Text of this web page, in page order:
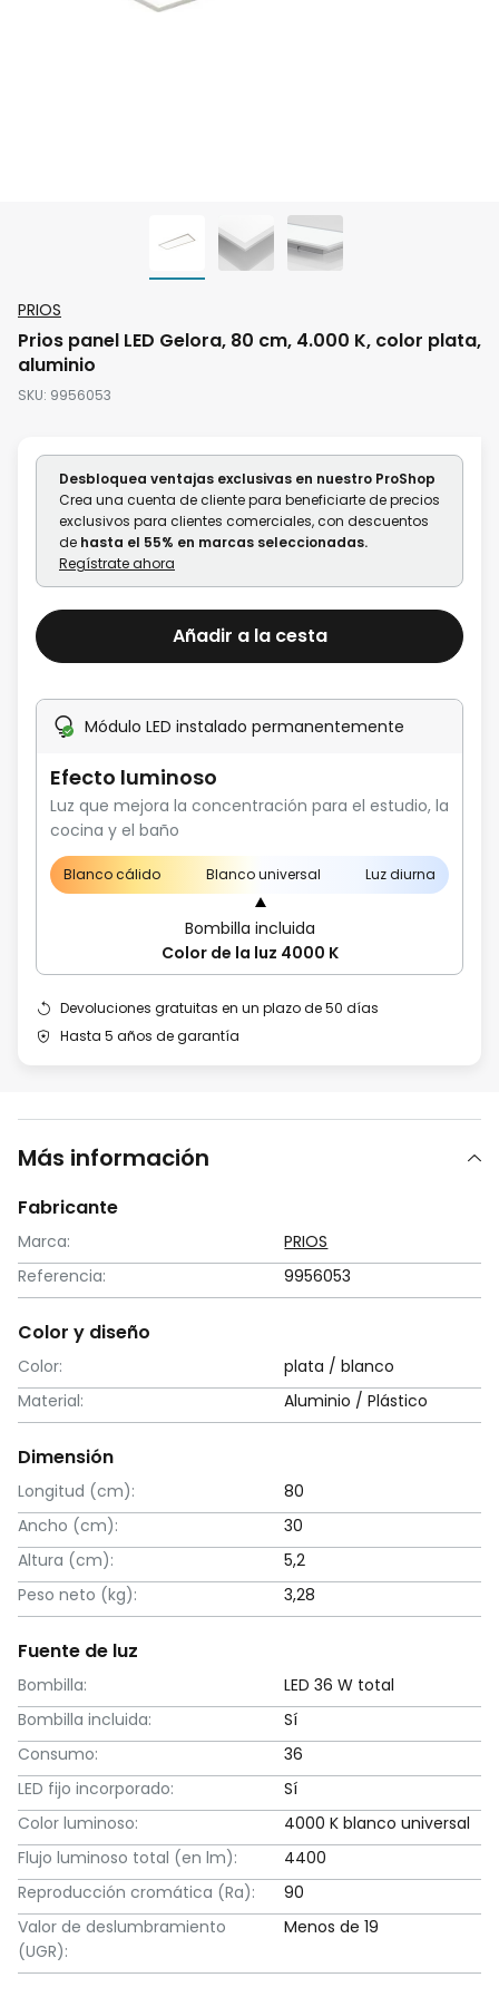
comienzo
imágenes
PRIOS
Prios panel LED Gelora, 80 cm, 4.000 K, color plata,
aluminio
SKU 9956053
Desbloquea ventajas exclusivas en nuestro ProShop
Crea una cuenta de cliente para beneficiarte de precios
exclusivos para clientes comerciales, con descuentos
de hasta el 55% en marcas seleccionadas.
Regístrate ahora
Añadir a la cesta
Módulo LED instalado permanentemente
Efecto luminoso
Luz que mejora la concentración para el estudio, la
cocina y el baño
Blanco cálido Blanco universal Luz diurna
Bombilla incluida
Color de la luz 4000 K
Devoluciones gratuitas en un plazo de 50 días
Hasta 5 años de garantía
Más información
Fabricante
Marca:
PRIOS
Referencia:
9956053
Color y diseño
Color:
plata / blanco
Material:
Aluminio / Plástico
Dimensión
Longitud (cm):
80
Ancho (cm):
30
Altura (cm):
5,2
Peso neto (kg):
3,28
Fuente de luz
Bombilla:
LED 36 W total
Bombilla incluida:
Sí
Consumo:
36
LED fijo incorporado:
Sí
Color luminoso:
4000 K blanco universal
Flujo luminoso total (en lm):
4400
Reproducción cromática (Ra):
90
Valor de deslumbramiento
(UGR):
Menos de 19